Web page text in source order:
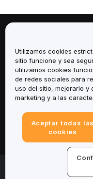
Servicios
Soporte
© 2025-2026 Bybit.eu.
Utilizamos cookies
sitio funcione y sea
utilizamos cookies
de redes sociales para
uso del sitio, mejorarlo y
marketing y a las
Aceptar todas las
cookies